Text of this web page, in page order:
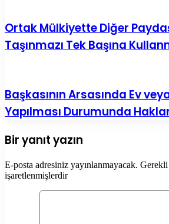
Ortak Mülkiyette Diğer
Taşınmazı Tek Başına
Başkasının Arsasında Ev
Yapılması Durumunda
Bir yanıt yazın
E-posta adresiniz yayınlanmayacak.
işaretlenmişlerdir